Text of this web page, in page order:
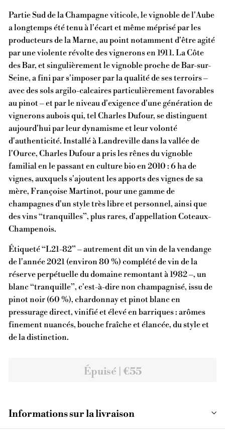
Partie Sud de la Champagne viticole, le vignoble de l'Aube
a longtemps été tenu à l'écart et même méprisé par les
producteurs de la Marne, au point notamment d'être agité
par une violente révolte des vignerons en 1911. La Côte
des Bar, et singulièrement le vignoble proche de Bar-sur-
Seine, a fini par s'imposer par la qualité de ses terroirs –
avec des sols argilo-calcaires particulièrement favorables
au pinot – et par le niveau d'exigence d'une génération de
vignerons aubois qui, tel Charles Dufour, se distinguent
aujourd'hui par leur dynamisme et leur volonté
d'authenticité. Installé à Landreville dans la vallée de
l'Ource, Charles Dufour a pris les rênes du vignoble
familial en le passant en culture bio en 2010 : 6 ha de
vignes, auxquels s'ajoutent les apports des vignes de sa
mère, Françoise Martinot, pour une gamme de
champagnes d'un style très libre et personnel, ainsi que
des vins “tranquilles”, plus rares, d'appellation Coteaux-
Champenois.
Étiqueté “L21-82” – autrement dit un vin de la vendange
de l'année 2021 (environ 80 %) complété de vin de la
réserve perpétuelle du domaine remontant à 1982 –, un
blanc “tranquille”, c'est-à-dire non champagnisé, issu de
pinot noir (60 %), chardonnay et pinot blanc en
pressurage direct, vinifié et élevé en barriques : arômes
finement nuancés, bouche fraîche et élancée, du style et
de la distinction.
Épuisé | €55
Informations sur la livraison